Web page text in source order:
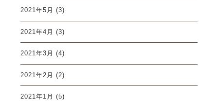
2021年5月 (3)
2021年4月 (3)
2021年3月 (4)
2021年2月 (2)
2021年1月 (5)